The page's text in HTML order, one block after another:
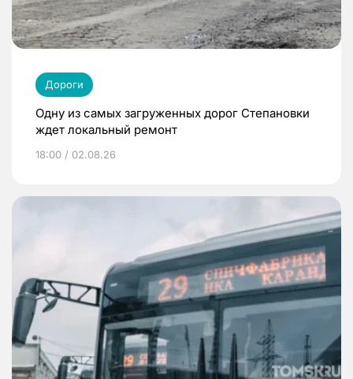
Дороги
Одну из самых загруженных дорог Степановки
ждет локальный ремонт
18:00 / 02.08.26